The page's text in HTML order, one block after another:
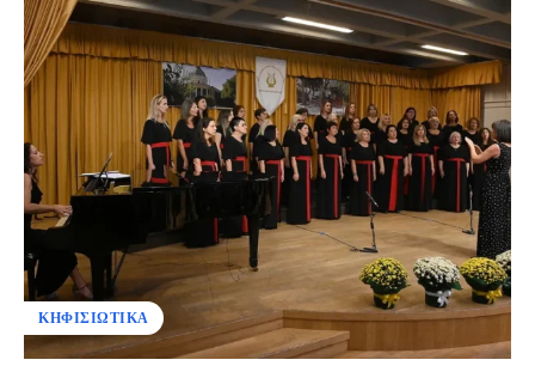
ΚΗΦΙΣΙΩΤΙΚΑ